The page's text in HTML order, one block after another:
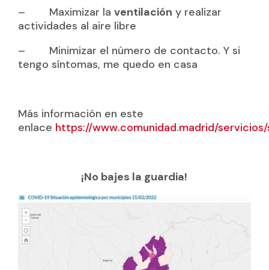
– Maximizar la ventilación y realizar
actividades al aire libre
– Minimizar el número de contacto. Y si
tengo síntomas, me quedo en casa
Más información en este
enlace https://www.comunidad.madrid/
¡No bajes la guardia!